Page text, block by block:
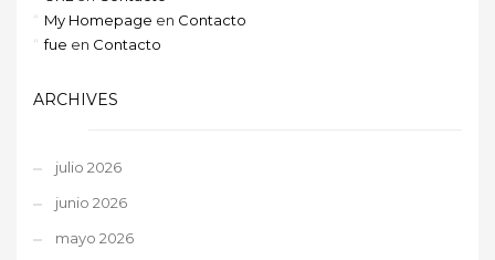
My Homepage en Contacto
fue en Contacto
ARCHIVES
julio 2026
junio 2026
mayo 2026